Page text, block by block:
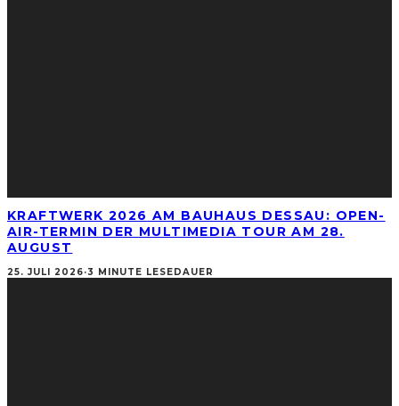
KRAFTWERK 2026 AM BAUHAUS DESSAU: OPEN-
AIR-TERMIN DER MULTIMEDIA TOUR AM 28.
AUGUST
25. JULI 2026·3 MINUTE LESEDAUER